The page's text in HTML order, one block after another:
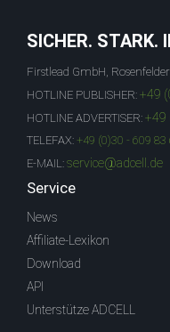
SICHER. STARK.
Firstlead GmbH,
HOTLINE PUBLISHER: +49
HOTLINE ADVERTISER: +49
TELEFAX: +49 (0)30 - 609 83
E-MAIL: service@adcell.de
Service
News
Affiliate-Lexikon
Download
API
Unterstütze ADCELL